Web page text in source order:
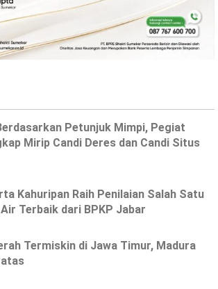
Petunjuk Mimpi, Pegiat
Mirip Candi Deres dan Candi Situs
Kahuripan Raih Penilaian Salah Satu
Air Terbaik dari BPKP Jabar
Termiskin di Jawa Timur, Madura